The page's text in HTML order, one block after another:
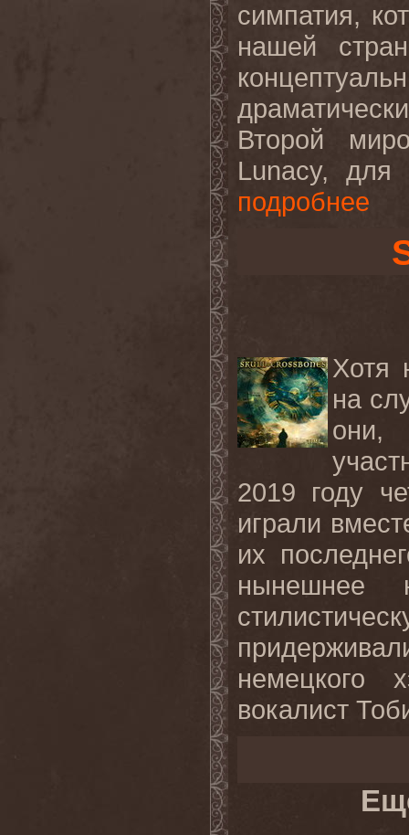
симпатия,
нашей
Второй
Lunacy, для
подробнее
Хотя
на
они,
2019 году
играли
их
нынешнее
немецкого
вокалист